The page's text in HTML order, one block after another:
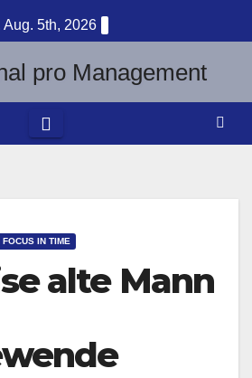
Aug. 5th, 2026
FOCUS IN TIME
alte Mann